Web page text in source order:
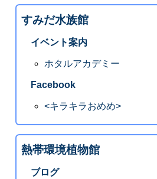
すみだ水族館
イベント案内
ホタルアカデミー
Facebook
<キラキラおめめ>
熱帯環境植物館
ブログ